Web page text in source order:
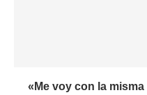
«Me voy con la